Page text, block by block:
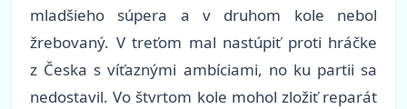
mladšieho súpera a v druhom kole nebol
žrebovaný. V treťom mal nastúpiť proti hráčke
z Česka s víťaznými ambíciami, no ku partii sa
nedostavil. Vo štvrtom kole mohol zložiť reparát